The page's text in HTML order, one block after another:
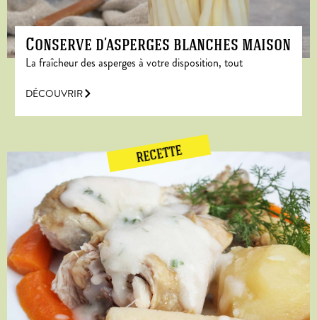
Conserve d’asperges blanches maison
La fraîcheur des asperges à votre disposition, tout
DÉCOUVRIR
RECETTE